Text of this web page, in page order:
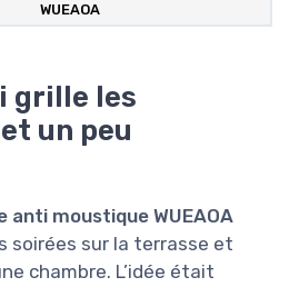
WUEAOA
grille les
un peu
anti moustique WUEAOA
soirées sur la terrasse et
chambre. L’idée était